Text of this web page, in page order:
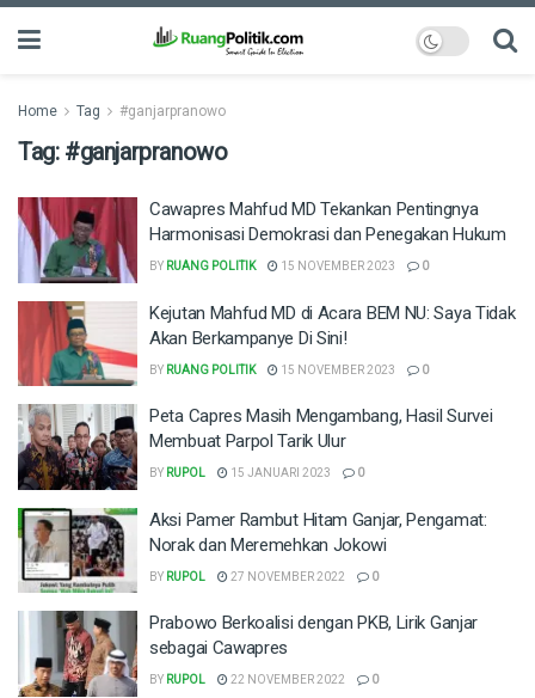
Home Tag #ganjarpranowo
Tag: #ganjarpranowo
Cawapres Mahfud MD Tekankan Pentingnya
Harmonisasi Demokrasi dan Penegakan Hukum
BY RUANG POLITIK 15 NOVEMBER 2023 0
Kejutan Mahfud MD di Acara BEM NU: Saya Tidak
Akan Berkampanye Di Sini!
BY RUANG POLITIK 15 NOVEMBER 2023 0
Peta Capres Masih Mengambang, Hasil Survei
Membuat Parpol Tarik Ulur
BY RUPOL 15 JANUARI 2023 0
Aksi Pamer Rambut Hitam Ganjar, Pengamat:
Norak dan Meremehkan Jokowi
BY RUPOL 27 NOVEMBER 2022 0
Prabowo Berkoalisi dengan PKB, Lirik Ganjar
sebagai Cawapres
BY RUPOL 22 NOVEMBER 2022 0